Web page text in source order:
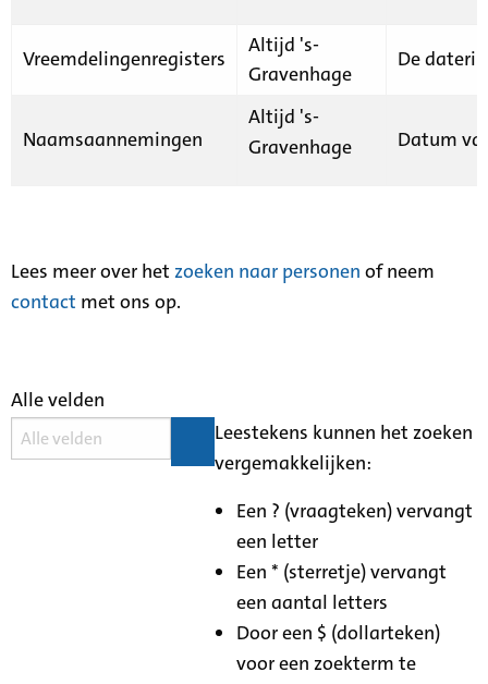
Vreemdelingenregisters
Altijd 's-
Gravenhage
De
Naamsaannemingen
Altijd 's-
Gravenhage
Datum
Lees meer over het zoeken naar personen of neem
contact met ons op.
Alle velden
Leestekens kunnen het zoeken
vergemakkelijken:
Een ? (vraagteken) vervangt
een letter
Een * (sterretje) vervangt
een aantal letters
Door een $ (dollarteken)
voor een zoekterm te